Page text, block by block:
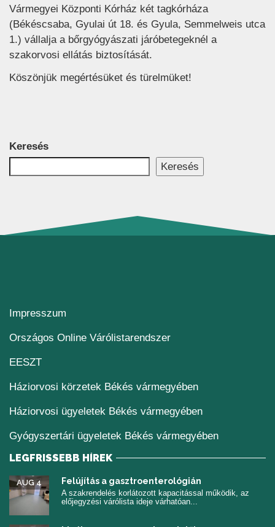
Vármegyei Központi Kórház két tagkórháza
(Békéscsaba, Gyulai út 18. és Gyula, Semmelweis utca
1.) vállalja a bőrgyógyászati járóbetegeknél a
szakorvosi ellátás biztosítását.
Köszönjük megértésüket és türelmüket!
Keresés
Keresés
Impresszum
Országos Online Várólistarendszer(új ablakban nyílik
EESZT(új ablakban nyílik meg)
Háziorvosi körzetek Békés vármegyében
Háziorvosi ügyeletek Békés vármegyében
Gyógyszertári ügyeletek Békés vármegyében
LEGFRISSEBB HÍREK
Felújítás a gasztroenterológián
AUG 4
A szakrendelés korlátozott kapacitással működik, az
előjegyzési várólista ideje várhatóan...